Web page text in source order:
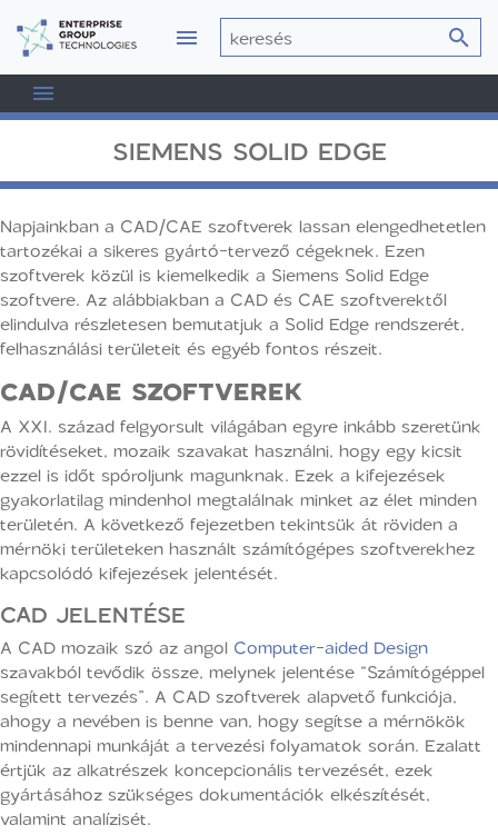
SIEMENS SOLID EDGE
Napjainkban a CAD/CAE szoftverek lassan elengedhetetlen
tartozékai a sikeres gyártó-tervező cégeknek. Ezen
szoftverek közül is kiemelkedik a Siemens Solid Edge
szoftvere. Az alábbiakban a CAD és CAE szoftverektől
elindulva részletesen bemutatjuk a Solid Edge rendszerét,
felhasználási területeit és egyéb fontos részeit.
CAD/CAE SZOFTVEREK
A XXI. század felgyorsult világában egyre inkább szeretünk
rövidítéseket, mozaik szavakat használni, hogy egy kicsit
ezzel is időt spóroljunk magunknak. Ezek a kifejezések
gyakorlatilag mindenhol megtalálnak minket az élet minden
területén. A következő fejezetben tekintsük át röviden a
mérnöki területeken használt számítógépes szoftverekhez
kapcsolódó kifejezések jelentését.
CAD JELENTÉSE
A CAD mozaik szó az angol Computer-aided Design
szavakból tevődik össze, melynek jelentése “Számítógéppel
segített tervezés”. A CAD szoftverek alapvető funkciója,
ahogy a nevében is benne van, hogy segítse a mérnökök
mindennapi munkáját a tervezési folyamatok során. Ezalatt
értjük az alkatrészek koncepcionális tervezését, ezek
gyártásához szükséges dokumentációk elkészítését,
valamint analízisét.